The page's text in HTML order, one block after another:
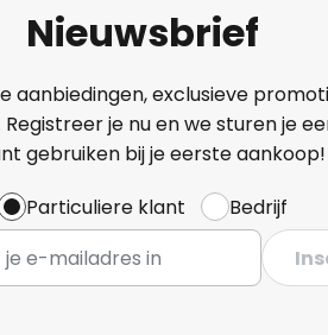
Nieuwsbrief
aanbiedingen, exclusieve
je nu en we sturen je
gebruiken bij je eerste aankoop!
Particuliere klant
Bedrijf